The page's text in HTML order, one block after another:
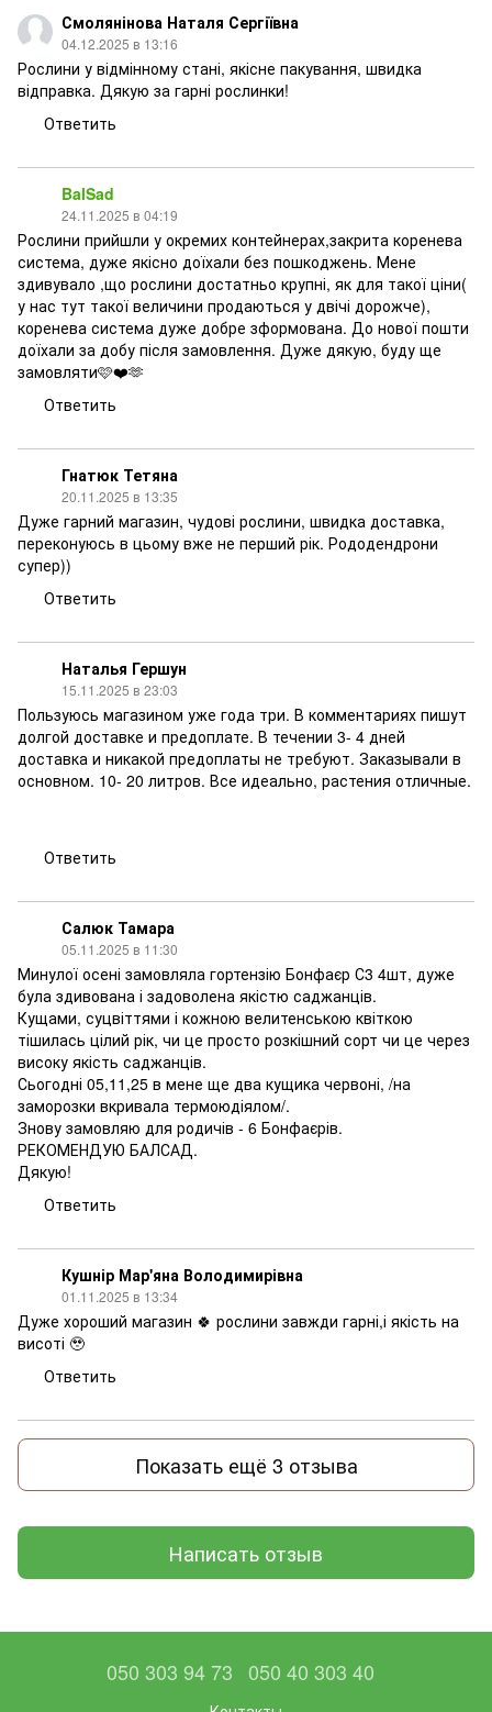
Смолянінова Наталя Сергіївна
04.12.2025 в 13:16
Рослини у відмінному стані, якісне пакування, швидка
відправка. Дякую за гарні рослинки!
Ответить
BalSad
24.11.2025 в 04:19
Рослини прийшли у окремих контейнерах,закрита коренева
система, дуже якісно доїхали без пошкоджень. Мене
здивувало ,що рослини достатньо крупні, як для такої ціни(
у нас тут такої величини продаються у двічі дорожче),
коренева система дуже добре зформована. До нової пошти
доїхали за добу після замовлення. Дуже дякую, буду ще
замовляти🩷❤️🫶
Ответить
Гнатюк Тетяна
20.11.2025 в 13:35
Дуже гарний магазин, чудові рослини, швидка доставка,
переконуюсь в цьому вже не перший рік. Рододендрони
супер))
Ответить
Наталья Гершун
15.11.2025 в 23:03
Пользуюсь магазином уже года три. В комментариях пишут
долгой доставке и предоплате. В течении 3- 4 дней
доставка и никакой предоплаты не требуют. Заказывали в
основном. 10- 20 литров. Все идеально, растения отличные.
Ответить
Салюк Тамара
05.11.2025 в 11:30
Минулої осені замовляла гортензію Бонфаєр С3 4шт, дуже
була здивована і задоволена якістю саджанців.
Кущами, суцвіттями і кожною велитенською квіткою
тішилась цілий рік, чи це просто розкішний сорт чи це через
високу якість саджанців.
Сьогодні 05,11,25 в мене ще два кущика червоні, /на
заморозки вкривала термоюдіялом/.
Знову замовляю для родичів - 6 Бонфаєрів.
РЕКОМЕНДУЮ БАЛСАД.
Дякую!
Ответить
Кушнір Мар'яна Володимирівна
01.11.2025 в 13:34
Дуже хороший магазин 🍀 рослини завжди гарні,і якість на
висоті 🥹
Ответить
Показать ещё 3 отзыва
Написать отзыв
050 303 94 73 050 40 303 40